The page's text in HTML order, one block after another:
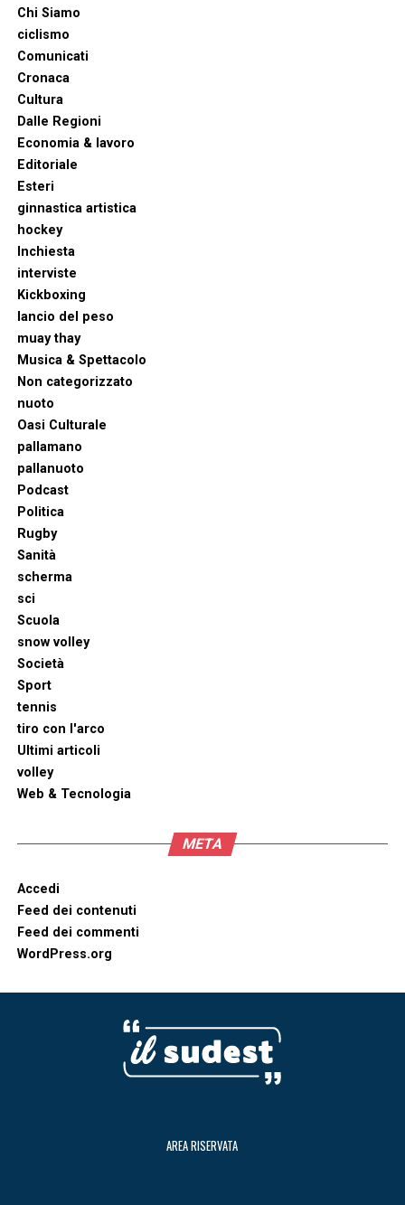
Chi Siamo
ciclismo
Comunicati
Cronaca
Cultura
Dalle Regioni
Economia & lavoro
Editoriale
Esteri
ginnastica artistica
hockey
Inchiesta
interviste
Kickboxing
lancio del peso
muay thay
Musica & Spettacolo
Non categorizzato
nuoto
Oasi Culturale
pallamano
pallanuoto
Podcast
Politica
Rugby
Sanità
scherma
sci
Scuola
snow volley
Società
Sport
tennis
tiro con l'arco
Ultimi articoli
volley
Web & Tecnologia
META
Accedi
Feed dei contenuti
Feed dei commenti
WordPress.org
AREA RISERVATA